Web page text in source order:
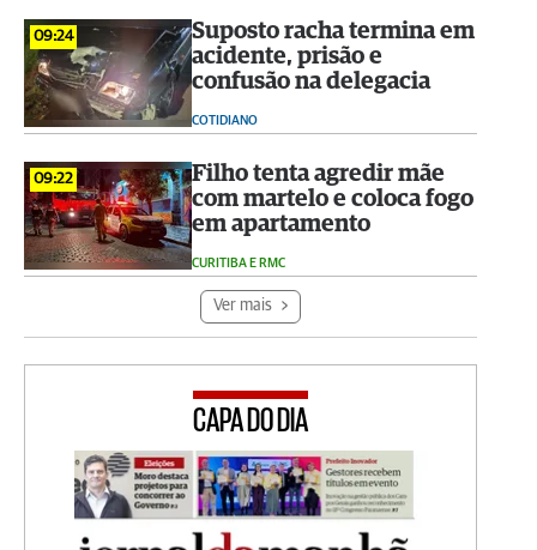
09:24
Suposto racha termina em
acidente, prisão e
confusão na delegacia
COTIDIANO
09:22
Filho tenta agredir mãe
com martelo e coloca fogo
em apartamento
CURITIBA E RMC
Ver mais
CAPA DO DIA